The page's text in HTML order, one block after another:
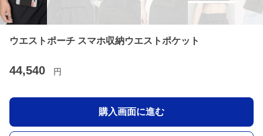
ウエストポーチ スマホ収納ウエストポケット
44,540 円
購入画面に進む